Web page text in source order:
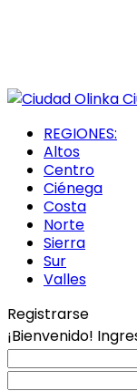
REGIONES:
Altos
Centro
Ciénega
Costa
Norte
Sierra
Sur
Valles
Registrarse
¡Bienvenido!